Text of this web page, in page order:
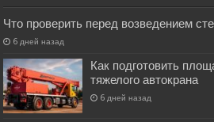
Что проверить перед возведением
6 дней назад
Как подготовить
тяжелого автокрана
6 дней назад